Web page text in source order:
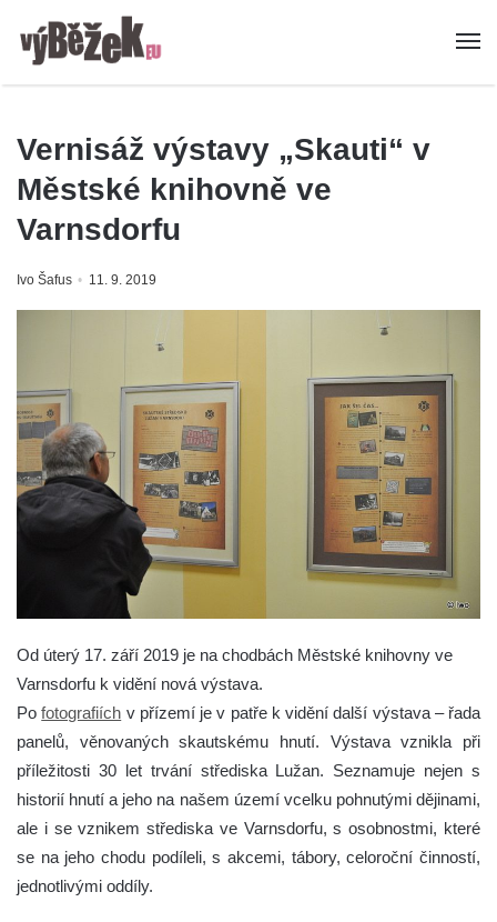
Vernisáž výstavy „Skauti“ v
Městské knihovně ve
Varnsdorfu
Ivo Šafus 11. 9. 2019
Od úterý 17. září 2019 je na chodbách Městské knihovny ve
Varnsdorfu k vidění nová výstava.
Pofotografiích v přízemí je v patře k vidění další výstava – řada
panelů, věnovaných skautskému hnutí. Výstava vznikla při
příležitosti 30 let trvání střediska Lužan. Seznamuje nejen s
historií hnutí a jeho na našem území vcelku pohnutými dějinami,
ale i se vznikem střediska ve Varnsdorfu, s osobnostmi, které
se na jeho chodu podíleli, s akcemi, tábory, celoroční činností,
jednotlivými oddíly.